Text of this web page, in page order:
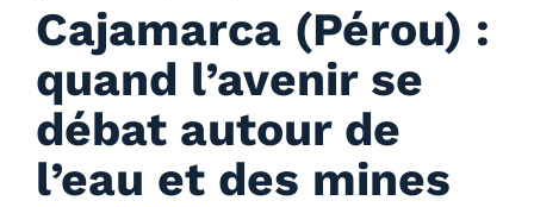
Cajamarca (Pérou) :
quand l’avenir se
débat autour de
l’eau et des mines